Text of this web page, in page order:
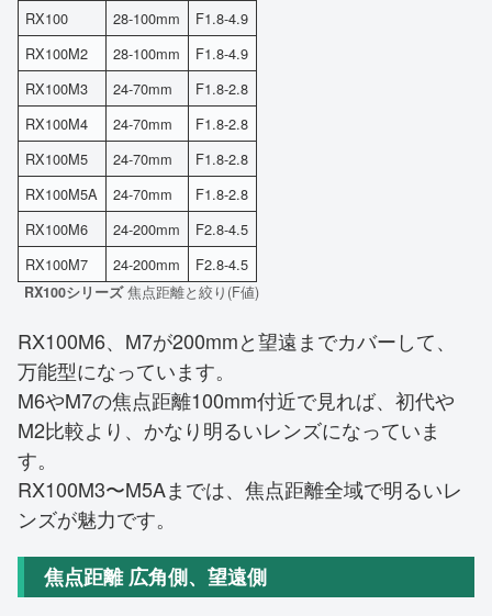
RX100
28-100mm
F1.8-4.9
RX100M2
28-100mm
F1.8-4.9
RX100M3
24-70mm
F1.8-2.8
RX100M4
24-70mm
F1.8-2.8
RX100M5
24-70mm
F1.8-2.8
RX100M5A
24-70mm
F1.8-2.8
RX100M6
24-200mm
F2.8-4.5
RX100M7
24-200mm F2.8-4.5
RX100シリーズ焦点距離と絞り(F値)
RX100M6、M7が200mmと望遠までカバーして、
万能型になっています。
M6やM7の焦点距離100mm付近で見れば、初代や
M2比較より、かなり明るいレンズになっていま
す。
RX100M3〜M5Aまでは、焦点距離全域で明るいレ
ンズが魅力です。
焦点距離 広角側、望遠側